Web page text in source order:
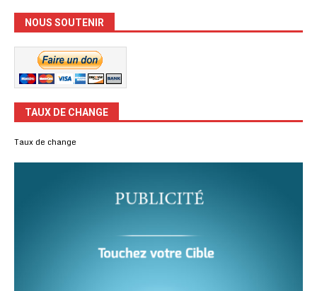
NOUS SOUTENIR
TAUX DE CHANGE
Taux de change